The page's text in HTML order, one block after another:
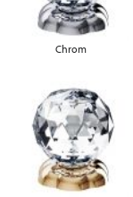
Chrom